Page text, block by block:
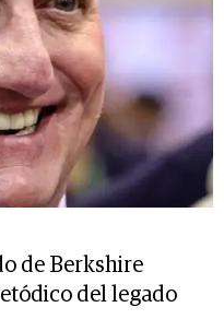
de Berkshire
del legado